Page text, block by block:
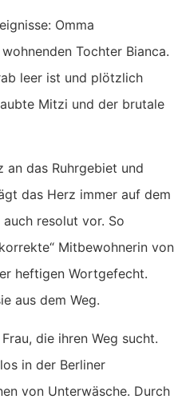
Omma
Tochter Bianca.
leer ist und plötzlich
Mitzi und der brutale
an das Ruhrgebiet und
das Herz immer auf dem
resolut vor. So
Mitbewohnerin von
heftigen Wortgefecht.
aus dem Weg.
die ihren Weg sucht.
in der Berliner
von Unterwäsche. Durch